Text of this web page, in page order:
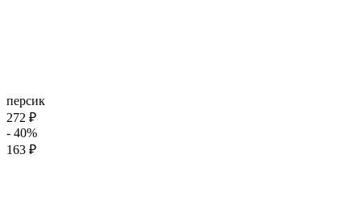
персик
272 ₽
- 40%
163 ₽